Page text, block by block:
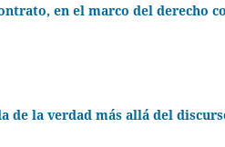
en el marco del derecho
de la verdad más allá del